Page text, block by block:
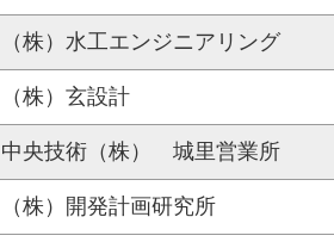
（株）水工エンジニアリング
（株）玄設計
中央技術（株） 城里営業所
（株）開発計画研究所